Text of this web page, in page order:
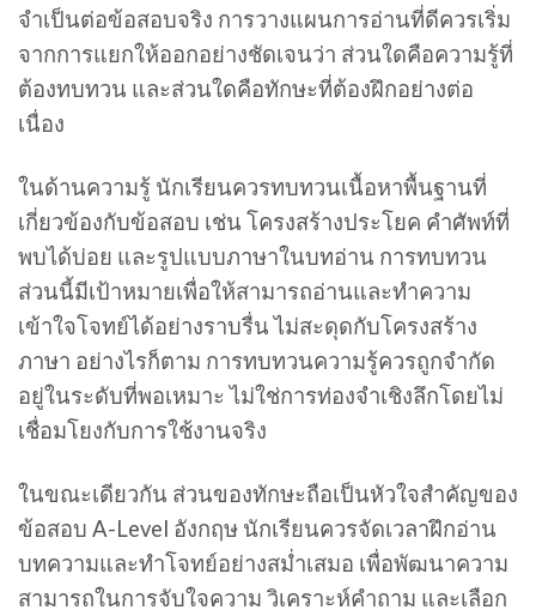
จำเป็นต่อข้อสอบจริง การวางแผนการอ่านที่ดีควรเริ่ม
จากการแยกให้ออกอย่างชัดเจนว่า ส่วนใดคือความรู้ที่
ต้องทบทวน และส่วนใดคือทักษะที่ต้องฝึกอย่างต่อ
เนื่อง
ในด้านความรู้ นักเรียนควรทบทวนเนื้อหาพื้นฐานที่
เกี่ยวข้องกับข้อสอบ เช่น โครงสร้างประโยค คำศัพท์ที่
พบได้บ่อย และรูปแบบภาษาในบทอ่าน การทบทวน
ส่วนนี้มีเป้าหมายเพื่อให้สามารถอ่านและทำความ
เข้าใจโจทย์ได้อย่างราบรื่น ไม่สะดุดกับโครงสร้าง
ภาษา อย่างไรก็ตาม การทบทวนความรู้ควรถูกจำกัด
อยู่ในระดับที่พอเหมาะ ไม่ใช่การท่องจำเชิงลึกโดยไม่
เชื่อมโยงกับการใช้งานจริง
ในขณะเดียวกัน ส่วนของทักษะถือเป็นหัวใจสำคัญของ
ข้อสอบ A-Level อังกฤษ นักเรียนควรจัดเวลาฝึกอ่าน
บทความและทำโจทย์อย่างสม่ำเสมอ เพื่อพัฒนาความ
สามารถในการจับใจความ วิเคราะห์คำถาม และเลือก